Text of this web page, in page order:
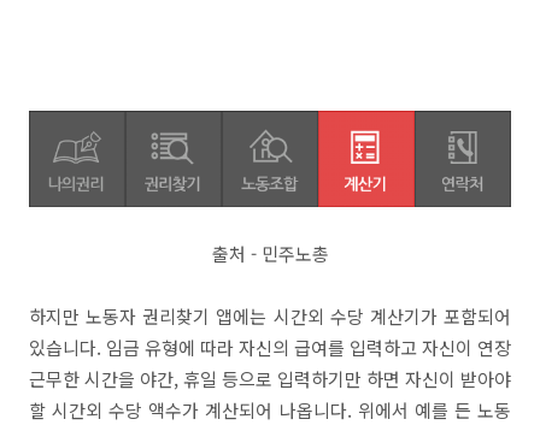
출처 - 민주노총
하지만 노동자 권리찾기 앱에는 시간외 수당 계산기가 포함되어
있습니다. 임금 유형에 따라 자신의 급여를 입력하고 자신이 연장
근무한 시간을 야간, 휴일 등으로 입력하기만 하면 자신이 받아야
할 시간외 수당 액수가 계산되어 나옵니다. 위에서 예를 든 노동